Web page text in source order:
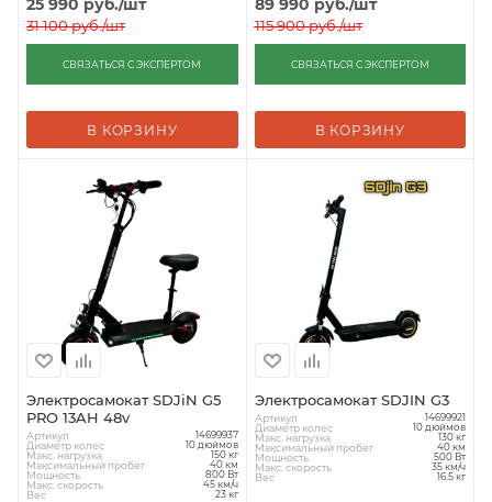
31 100руб./шт
СВЯЗАТЬСЯ С ЭКСПЕРТОМ
В КОРЗИНУ
115 900руб./шт
СВЯЗАТЬСЯ С ЭКСПЕРТОМ
В КОРЗИНУ
Электросамокат SDJiN G5
PRO 13AH 48v
Артикул 14699937
Диаметр колес 10 дюймов
Макс. нагрузка 150 кг
Максимальный пробег 40 км
Мощность 800 Вт
Макс. скорость 45 км/ч
Вес 23 кг
Электросамокат SDJIN G3
Артикул 14699921
Диаметр колес 10 дюймов
Макс. нагрузка 130 кг
Максимальный пробег 40 км
Мощность 500 Вт
Макс. скорость 35 км/ч
Вес 16.5 кг